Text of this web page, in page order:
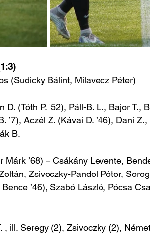
(Sudicky Bálint, Milavecz Péter)
D. (Tóth P. ’52), Páll-B. L., Bajor T.,
’7), Aczél Z. (Kávai D. ’46), Dani
B.
Márk ’68) – Csákány Levente,
Zsivoczky-Pandel Péter,
’46), Szabó László, Pócsa
, ill. Seregy (2), Zsivoczky (2),